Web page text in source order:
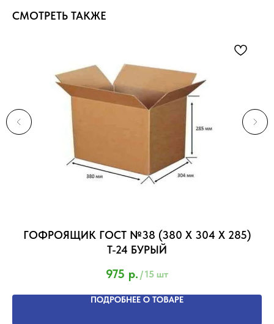
СМОТРЕТЬ ТАКЖЕ
ГОФРОЯЩИК ГОСТ №38 (380 Х 304 Х 285)
Т-24 БУРЫЙ
975 р. /15 шт
ПОДРОБНЕЕ О ТОВАРЕ